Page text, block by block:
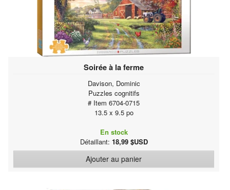
Soirée à la ferme
Davison, Dominic
Puzzles cognitifs
# Item 6704-0715
13.5 x 9.5 po
En stock
Détaillant: 18,99 $USD
Ajouter au panier